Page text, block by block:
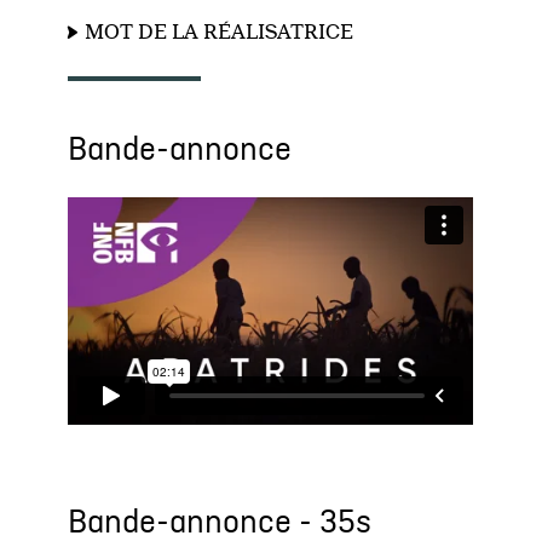
MOT DE LA RÉALISATRICE
Bande-annonce
Bande-annonce - 35s